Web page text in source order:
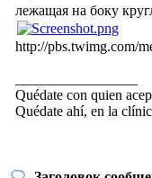
лежащая на боку
http://pbs.twimg.com/
Quédate con quien
Quédate ahí, en la